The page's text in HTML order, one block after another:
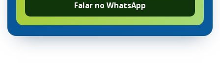
Falar no WhatsApp